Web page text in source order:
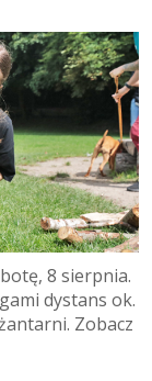
8 sierpnia.
dystans ok.
Zobacz